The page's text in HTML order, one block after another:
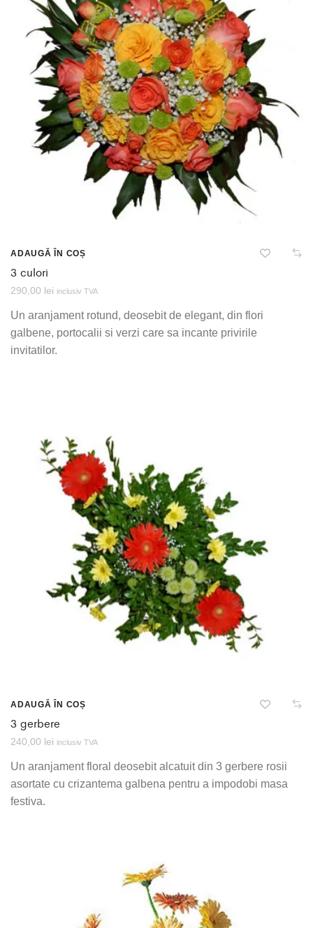
ADAUGĂ ÎN COȘ
3 culori
290,00 lei inclusiv TVA
Un aranjament rotund, deosebit de elegant, din flori
galbene, portocalii si verzi care sa incante privirile
invitatilor.
ADAUGĂ ÎN COȘ
3 gerbere
240,00 lei inclusiv TVA
Un aranjament floral deosebit alcatuit din 3 gerbere rosii
asortate cu crizantema galbena pentru a impodobi masa
festiva.